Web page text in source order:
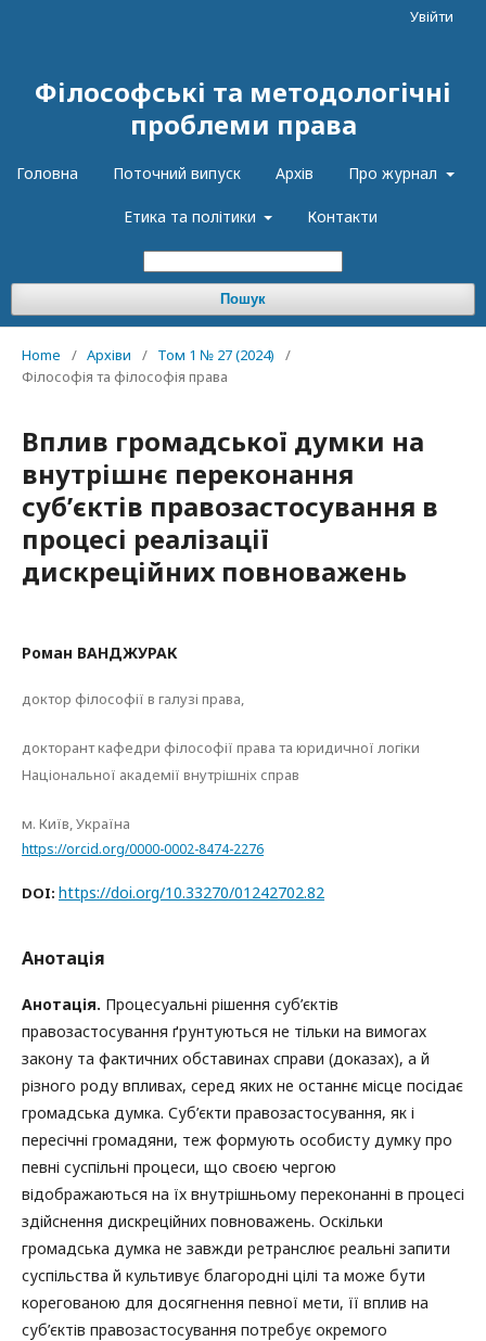
Філософські та методологічні
проблеми права
Головна Поточний випуск Архів Про журнал
Етика та політики Контакти
Пошук
Увійти
Home / Архіви / Том 1 № 27 (2024)
/
Філософія та філософія права
Вплив громадської думки на
внутрішнє переконання
суб’єктів правозастосування в
процесі реалізації
дискреційних повноважень
Роман ВАНДЖУРАК
доктор філософії в галузі права,
докторант кафедри філософії права та юридичної логіки
Національної академії внутрішніх справ
м. Київ, Україна
https://orcid.org/0000-0002-8474-2276
DOI: https://doi.org/10.33270/01242702.82
Анотація
Анотація. Процесуальні рішення суб’єктів
правозастосування ґрунтуються не тільки на вимогах
закону та фактичних обставинах справи (доказах), а й
різного роду впливах, серед яких не останнє місце посідає
громадська думка. Суб’єкти правозастосування, як і
пересічні громадяни, теж формують особисту думку про
певні суспільні процеси, що своєю чергою
відображаються на їх внутрішньому переконанні в процесі
здійснення дискреційних повноважень. Оскільки
громадська думка не завжди ретранслює реальні запити
суспільства й культивує благородні цілі та може бути
корегованою для досягнення певної мети, її вплив на
суб’єктів правозастосування потребує окремого